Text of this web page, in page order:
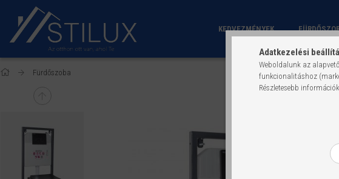
KEDVEZMÉNYEK
Fürdőszoba
Adatkezelési
Weboldalunk az
funkcionalitáshoz
Részletesebb